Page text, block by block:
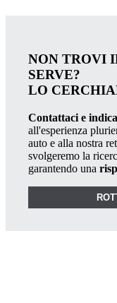
NON TROVI
SERVE?
LO
Contattaci e
all'esperienza
auto e alla nostra
svolgeremo la
garantendo una